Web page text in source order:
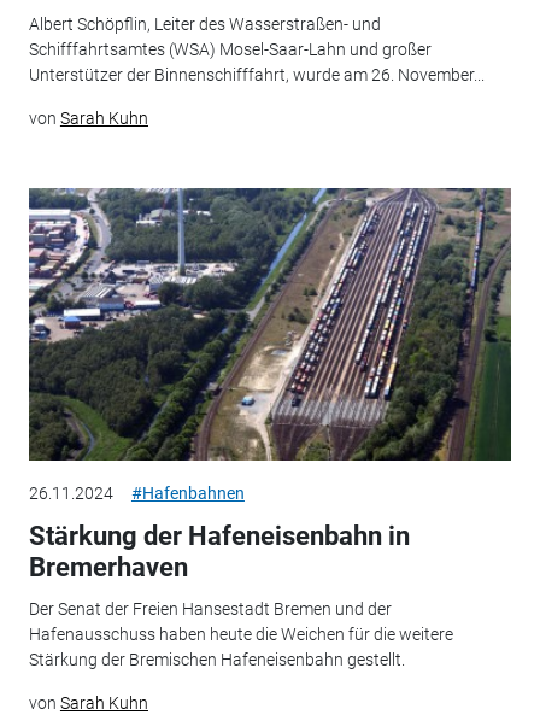
Albert Schöpflin, Leiter des Wasserstraßen- und
Schifffahrtsamtes (WSA) Mosel-Saar-Lahn und großer
Unterstützer der Binnenschifffahrt, wurde am 26. November...
von Sarah Kuhn
26.11.2024 #Hafenbahnen
Stärkung der Hafeneisenbahn in
Bremerhaven
Der Senat der Freien Hansestadt Bremen und der
Hafenausschuss haben heute die Weichen für die weitere
Stärkung der Bremischen Hafeneisenbahn gestellt.
von Sarah Kuhn